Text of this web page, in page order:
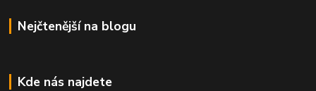
Nejčtenější na blogu
Kde nás najdete